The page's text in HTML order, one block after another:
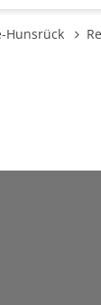
Hunsrück